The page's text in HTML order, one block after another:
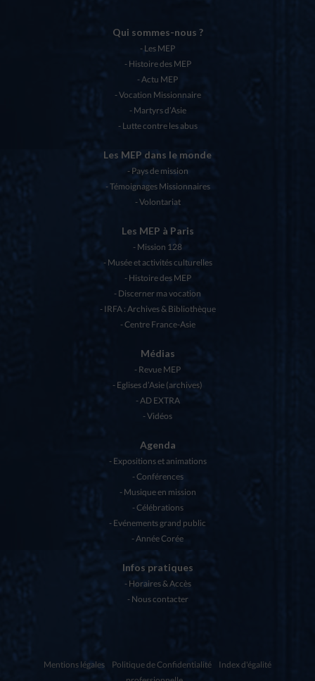
Qui sommes-nous ?
Les MEP
Histoire des MEP
Actu MEP
Vocation Missionnaire
Martyrs d’Asie
Lutte contre les abus
Les MEP dans le monde
Pays de mission
Témoignages Missionnaires
Volontariat
Les MEP à Paris
Mission 128
Musée et activités culturelles
Histoire des MEP
Discerner ma vocation
IRFA : Archives & Bibliothèque
Centre France-Asie
Médias
Revue MEP
Eglises d’Asie (archives)
AD EXTRA
Vidéos
Agenda
Expositions et animations
Conférences
Musique en mission
Célébrations
Evénements grand public
Année Corée
Infos pratiques
Horaires & Accès
Nous contacter
Mentions légales Politique de Confidentialité
Index d'égalité